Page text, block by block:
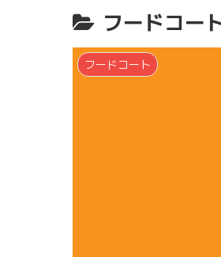
フードコー
フードコート